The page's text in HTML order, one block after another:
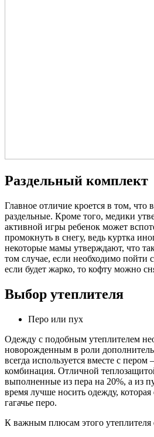
Раздельный комплект
Главное отличие кроется в том, что
раздельные. Кроме того, медики
активной игры ребенок может
промокнуть в снегу, ведь куртка
некоторые мамы утверждают, что
том случае, если необходимо
если будет жарко, то кофту можно
Выбор утеплителя
Перо или пух
Одежду с подобным утеплителем
новорожденным в роли
всегда используется вместе с пером
комбинация. Отличной
выполненные из пера на 20%, а из
время лучше носить одежду,
гагачье перо.
К важным плюсам этого утеплителя